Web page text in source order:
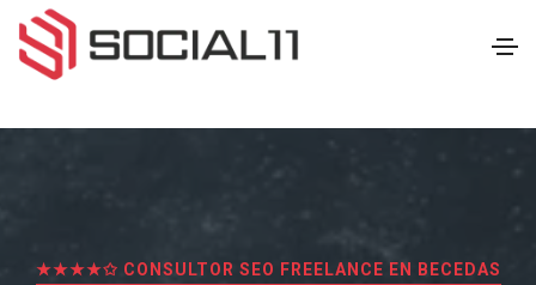
★★★★✩ CONSULTOR SEO FREELANCE EN BECEDAS